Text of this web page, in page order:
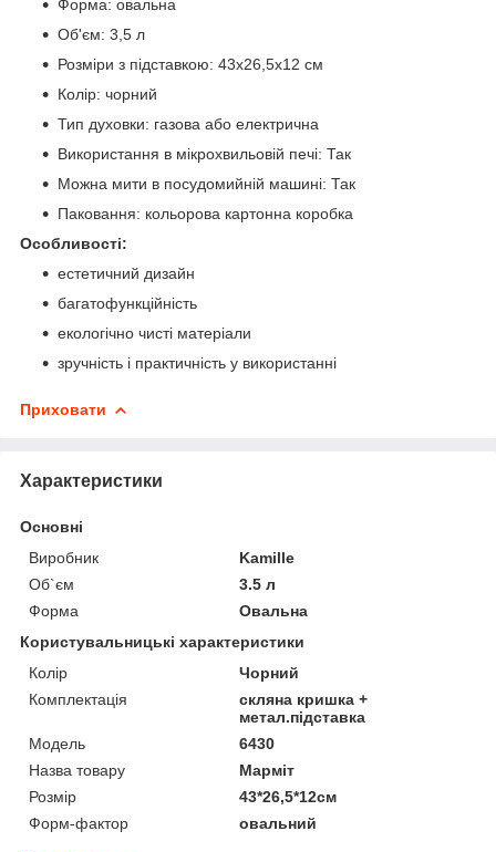
Форма: овальна
Об'єм: 3,5 л
Розміри з підставкою: 43х26,5х12 см
Колір: чорний
Тип духовки: газова або електрична
Використання в мікрохвильовій печі: Так
Можна мити в посудомийній машині: Так
Паковання: кольорова картонна коробка
Особливості:
естетичний дизайн
багатофункційність
екологічно чисті матеріали
зручність і практичність у використанні
Приховати
Характеристики
Основні
Виробник
Kamille
Об`єм
3.5 л
Форма
Овальна
Користувальницькі характеристики
Колір
Чорний
Комплектація
скляна кришка +
метал.підставка
Мoдель
6430
Назва товару
Марміт
Розмір
43*26,5*12см
Форм-фактор
овальний